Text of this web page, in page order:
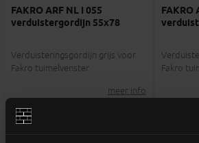
FAKRO ARF NL I 055
verduistergordijn 55x78
Verduisteringsgordijn grijs voor
Fakro tuimelvenster
meer info
€ 100,00
FAKRO
Fakro